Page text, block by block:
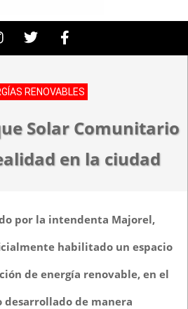
RENOVABLES
Solar Comunitario
en la ciudad
por la intendenta Majorel,
habilitado un espacio
de energía renovable, en el
desarrollado de manera